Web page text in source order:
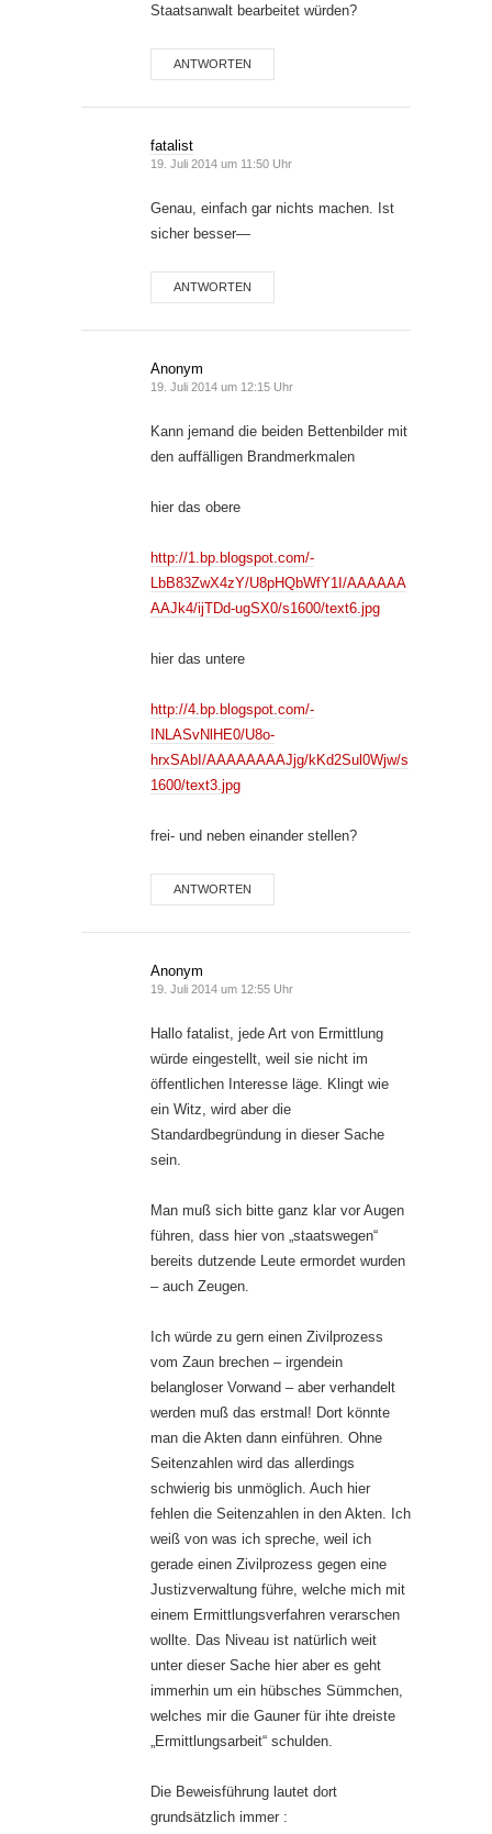
Staatsanwalt bearbeitet würden?
ANTWORTEN
fatalist
19. Juli 2014 um 11:50 Uhr
Genau, einfach gar nichts machen. Ist
sicher besser—
ANTWORTEN
Anonym
19. Juli 2014 um 12:15 Uhr
Kann jemand die beiden Bettenbilder mit
den auffälligen Brandmerkmalen
hier das obere
http://1.bp.blogspot.com/-
LbB83ZwX4zY/U8pHQbWfY1I/AAAAAA
AAJk4/ijTDd-ugSX0/s1600/text6.jpg
hier das untere
http://4.bp.blogspot.com/-
INLASvNlHE0/U8o-
hrxSAbI/AAAAAAAAJjg/kKd2Sul0Wjw/s
1600/text3.jpg
frei- und neben einander stellen?
ANTWORTEN
Anonym
19. Juli 2014 um 12:55 Uhr
Hallo fatalist, jede Art von Ermittlung
würde eingestellt, weil sie nicht im
öffentlichen Interesse läge. Klingt wie
ein Witz, wird aber die
Standardbegründung in dieser Sache
sein.
Man muß sich bitte ganz klar vor Augen
führen, dass hier von „staatswegen“
bereits dutzende Leute ermordet wurden
– auch Zeugen.
Ich würde zu gern einen Zivilprozess
vom Zaun brechen – irgendein
belangloser Vorwand – aber verhandelt
werden muß das erstmal! Dort könnte
man die Akten dann einführen. Ohne
Seitenzahlen wird das allerdings
schwierig bis unmöglich. Auch hier
fehlen die Seitenzahlen in den Akten. Ich
weiß von was ich spreche, weil ich
gerade einen Zivilprozess gegen eine
Justizverwaltung führe, welche mich mit
einem Ermittlungsverfahren verarschen
wollte. Das Niveau ist natürlich weit
unter dieser Sache hier aber es geht
immerhin um ein hübsches Sümmchen,
welches mir die Gauner für ihte dreiste
„Ermittlungsarbeit“ schulden.
Die Beweisführung lautet dort
grundsätzlich immer :